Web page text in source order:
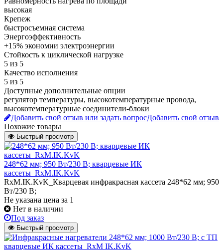
высокая
Крепеж
быстросъемная система
Энергоэффективность
+15% экономии электроэнергии
Стойкость к циклической нагрузке
5 из 5
Качество исполнения
5 из 5
Доступные дополнительные опции
регулятор температуры, высокотемпературные провода,
высокотемпературные соединители-блоки
Добавить свой отзыв или задать вопросДобавить свой отзыв
Похожие товары
Быстрый просмотр
248*62 мм; 950 Вт/230 В; кварцевые ИК
кассеты_RxM.IK.KvK
RxM.IK.KvK_Кварцевая инфракрасная кассета 248*62 мм; 950
Вт/230 В;
Не указана цена за 1
Нет в наличии
Под заказ
Быстрый просмотр